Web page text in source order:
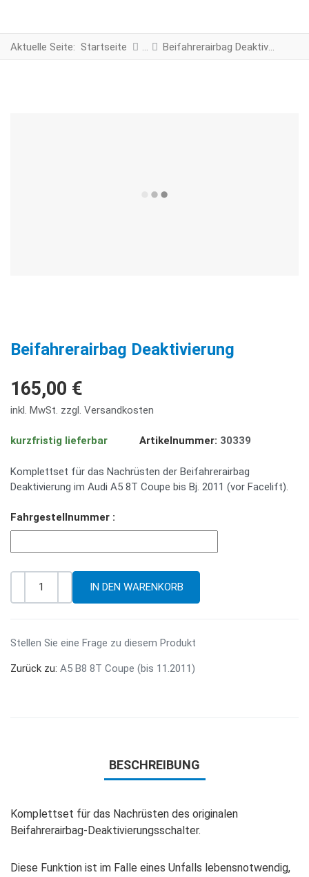
Aktuelle Seite: Startseite Beifahrerairbag Deaktivierung
Beifahrerairbag Deaktivierung
165,00 €
inkl. MwSt. zzgl. Versandkosten
kurzfristig lieferbar Artikelnummer: 30339
Komplettset für das Nachrüsten der Beifahrerairbag
Deaktivierung im Audi A5 8T Coupe bis Bj. 2011 (vor Facelift).
Fahrgestellnummer :
Stellen Sie eine Frage zu diesem Produkt
Zurück zu: A5 B8 8T Coupe (bis 11.2011)
BESCHREIBUNG
Komplettset für das Nachrüsten des originalen
Beifahrerairbag-Deaktivierungsschalter.
Diese Funktion ist im Falle eines Unfalls lebensnotwendig,